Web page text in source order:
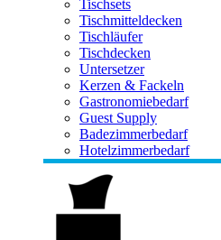
Tischsets
Tischmitteldecken
Tischläufer
Tischdecken
Untersetzer
Kerzen & Fackeln
Gastronomiebedarf
Guest Supply
Badezimmerbedarf
Hotelzimmerbedarf